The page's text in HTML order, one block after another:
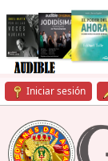
Iniciar sesión